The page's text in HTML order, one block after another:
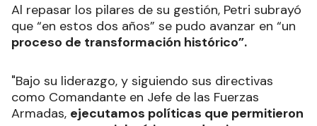
Al repasar los pilares de su gestión, Petri subrayó
que “en estos dos años” se pudo avanzar en “un
proceso de transformación histórico”.
"Bajo su liderazgo, y siguiendo sus directivas
como Comandante en Jefe de las Fuerzas
Armadas, ejecutamos políticas que permitieron